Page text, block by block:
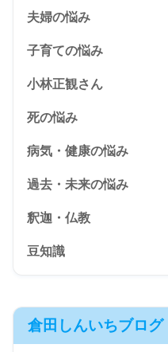
夫婦の悩み
子育ての悩み
小林正観さん
死の悩み
病気・健康の悩み
過去・未来の悩み
釈迦・仏教
豆知識
倉田しんいちブログ